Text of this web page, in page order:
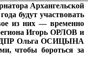
Архангельской
будут участвовать
из них — временно
Игорь ОРЛОВ и
ЛДПР Ольга ОСИЦЫНА
чтобы бороться за